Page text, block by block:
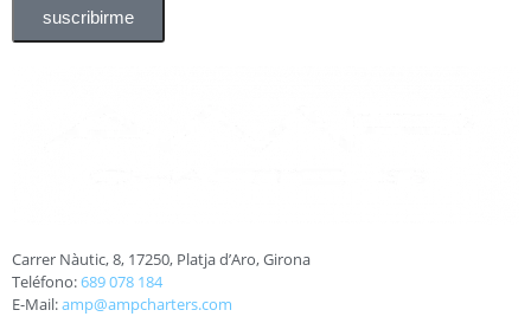
suscribirme
Carrer Nàutic, 8, 17250, Platja d’Aro, Girona
Teléfono:689 078 184
E-Mail:amp@ampcharters.com